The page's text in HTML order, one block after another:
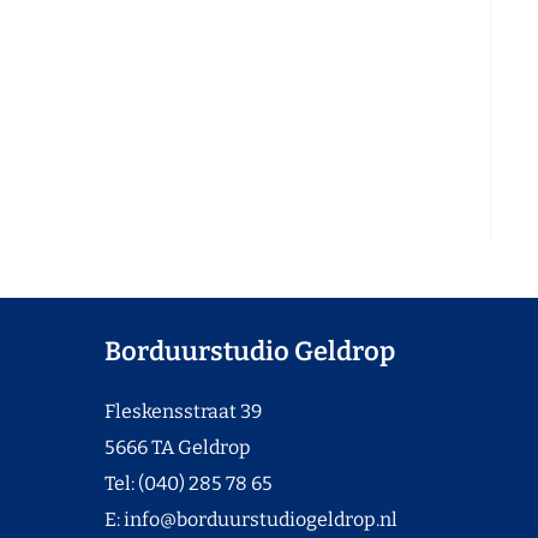
Borduurstudio Geldrop
Fleskensstraat 39
5666 TA Geldrop
Tel: (040) 285 78 65
E:info@borduurstudiogeldrop.nl